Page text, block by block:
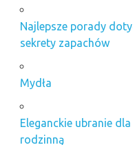
Najlepsze porady
sekrety zapachów
Mydła
Eleganckie ubranie
rodzinną